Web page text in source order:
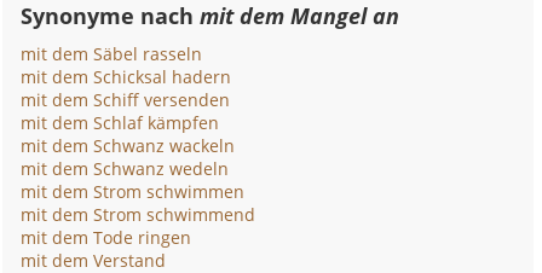
Synonyme nachmit dem Mangel an
mit dem Säbel rasseln
mit dem Schicksal hadern
mit dem Schiff versenden
mit dem Schlaf kämpfen
mit dem Schwanz wackeln
mit dem Schwanz wedeln
mit dem Strom schwimmen
mit dem Strom schwimmend
mit dem Tode ringen
mit dem Verstand